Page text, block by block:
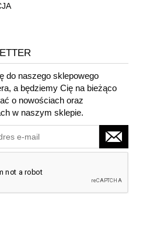
do naszego sklepowego
a będziemy Cię na bieżąco
o nowościach oraz
w naszym sklepie.